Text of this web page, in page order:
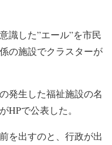
識した”エール”を市民
の施設でクラスターが
発生した福祉施設の名
HPで公表した。
を出すのと、行政が出